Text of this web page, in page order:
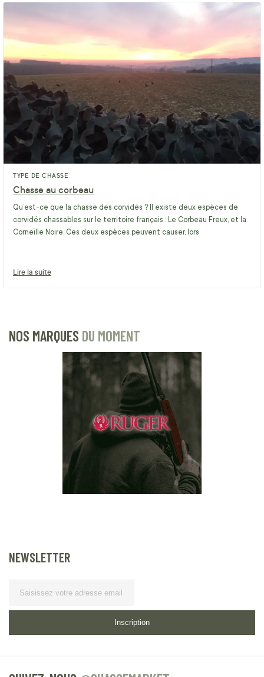
TYPE DE CHASSE
Chasse au corbeau
Qu’est-ce que la chasse des corvidés ? Il existe deux espèces de
corvidés chassables sur le territoire français : Le Corbeau Freux, et la
Corneille Noire. Ces deux espèces peuvent causer, lors
Lire la suite
NOS MARQUES DU MOMENT
NEWSLETTER
Inscription